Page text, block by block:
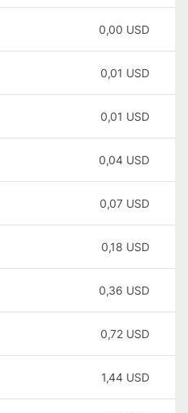
0,00 USD
0,01 USD
0,01 USD
0,04 USD
0,07 USD
0,18 USD
0,36 USD
0,72 USD
1,44 USD